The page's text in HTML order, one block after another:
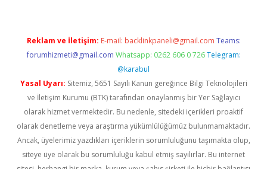
Reklam ve İletişim: E-mail: backlinkpaneli@gmail.com Teams:
forumhizmeti@gmail.com Whatsapp: 0262 606 0 726 Telegram:
@karabul
Yasal Uyarı: Sitemiz, 5651 Sayılı Kanun gereğince Bilgi Teknolojileri
ve İletişim Kurumu (BTK) tarafından onaylanmış bir Yer Sağlayıcı
olarak hizmet vermektedir. Bu nedenle, sitedeki içerikleri proaktif
olarak denetleme veya araştırma yükümlülüğümüz bulunmamaktadır.
Ancak, üyelerimiz yazdıkları içeriklerin sorumluluğunu taşımakta olup,
siteye üye olarak bu sorumluluğu kabul etmiş sayılırlar. Bu internet